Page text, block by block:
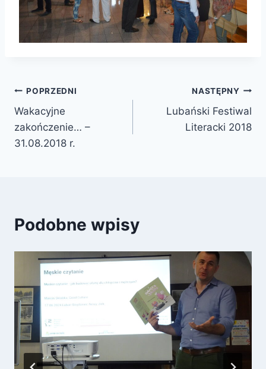
Nawigacja
wpisu
POPRZEDNI
Wakacyjne
zakończenie… –
31.08.2018 r.
NASTĘPNY
Lubański Festiwal
Literacki 2018
Podobne wpisy